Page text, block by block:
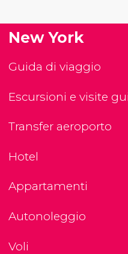
New York
Guida di viaggio
Escursioni e visite
Transfer aeroporto
Hotel
Appartamenti
Autonoleggio
Voli